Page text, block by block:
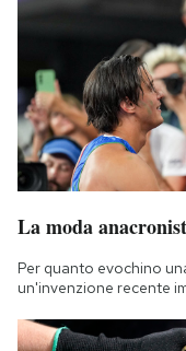
La moda
Per quanto evochino
un'invenzione recente